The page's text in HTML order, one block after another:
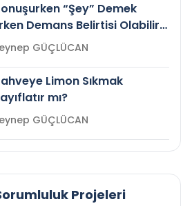
“Şey” Demek
Demans Belirtisi Olabilir
Zeynep GÜÇLÜCAN
Limon Sıkmak
mı?
Zeynep GÜÇLÜCAN
Projeleri